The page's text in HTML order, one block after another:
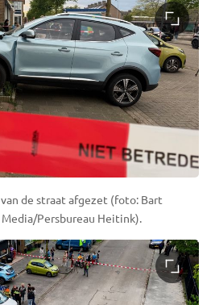
de straat afgezet (foto: Bart
Persbureau Heitink).